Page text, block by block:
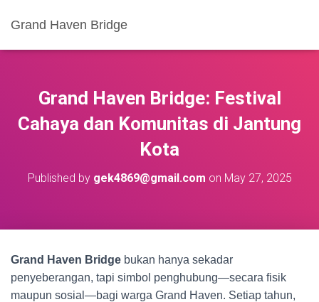
Grand Haven Bridge
Grand Haven Bridge: Festival
Cahaya dan Komunitas di Jantung
Kota
Published by gek4869@gmail.com on May 27, 2025
Grand Haven Bridge bukan hanya sekadar
penyeberangan, tapi simbol penghubung—secara fisik
maupun sosial—bagi warga Grand Haven. Setiap tahun,